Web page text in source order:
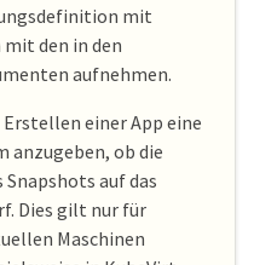
mit
den in den
aufnehmen.
einer App eine
anzugeben, ob die
auf das
Dies gilt nur für
Maschinen